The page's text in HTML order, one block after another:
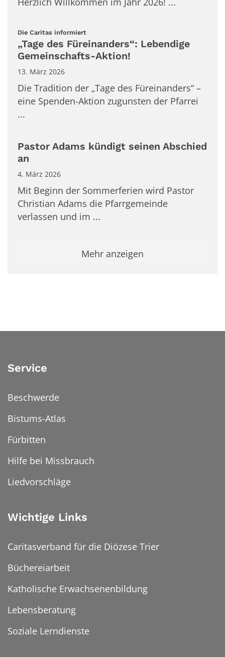
Die Caritas informiert:
„Tage des Füreinanders“: Lebendige
Gemeinschafts-Aktion!
13. März 2026
Die Tradition der „Tage des Füreinanders“ –
eine Spenden-Aktion zugunsten der Pfarrei
...
Pastor Adams kündigt seinen Abschied
an
4. März 2026
Mit Beginn der Sommerferien wird Pastor
Christian Adams die Pfarrgemeinde
verlassen und im ...
Mehr anzeigen
Service
Beschwerde
Bistums-Atlas
Fürbitten
Hilfe bei Missbrauch
Liedvorschläge
Wichtige Links
Caritasverband für die Diözese Trier
Büchereiarbeit
Katholische Erwachsenenbildung
Lebensberatung
Soziale Lerndienste